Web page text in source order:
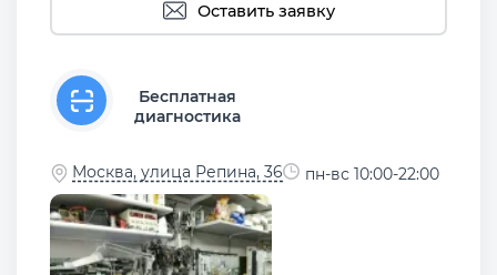
Оставить заявку
Бесплатная
диагностика
Москва, улица Репина, 36 пн-вс 10:00-22:00